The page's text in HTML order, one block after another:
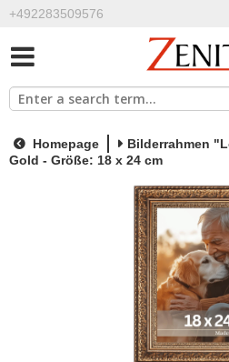
+492283509576
Homepage
Bilderrahmen
Gold - Größe: 18 x 24 cm